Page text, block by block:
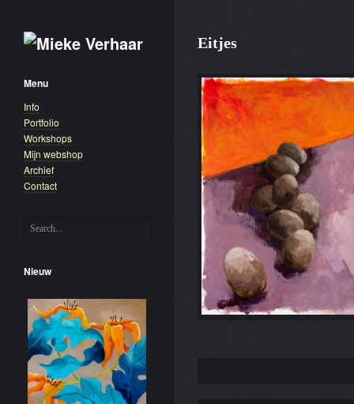
Menu
Info
Portfolio
Workshops
Mijn webshop
Archief
Contact
Nieuw
Eitjes